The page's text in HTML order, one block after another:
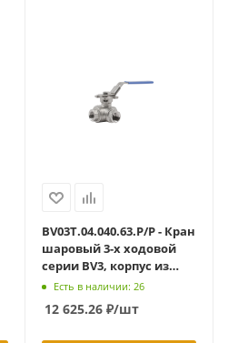
BV03Т.04.040.63.Р/Р - Кран
шаровый 3-х ходовой
серии BV3, корпус из
нерж.стали,
полупроходной DN40
PN63, ISO фланец,
Есть в наличии: 26
12 625.26₽/шт